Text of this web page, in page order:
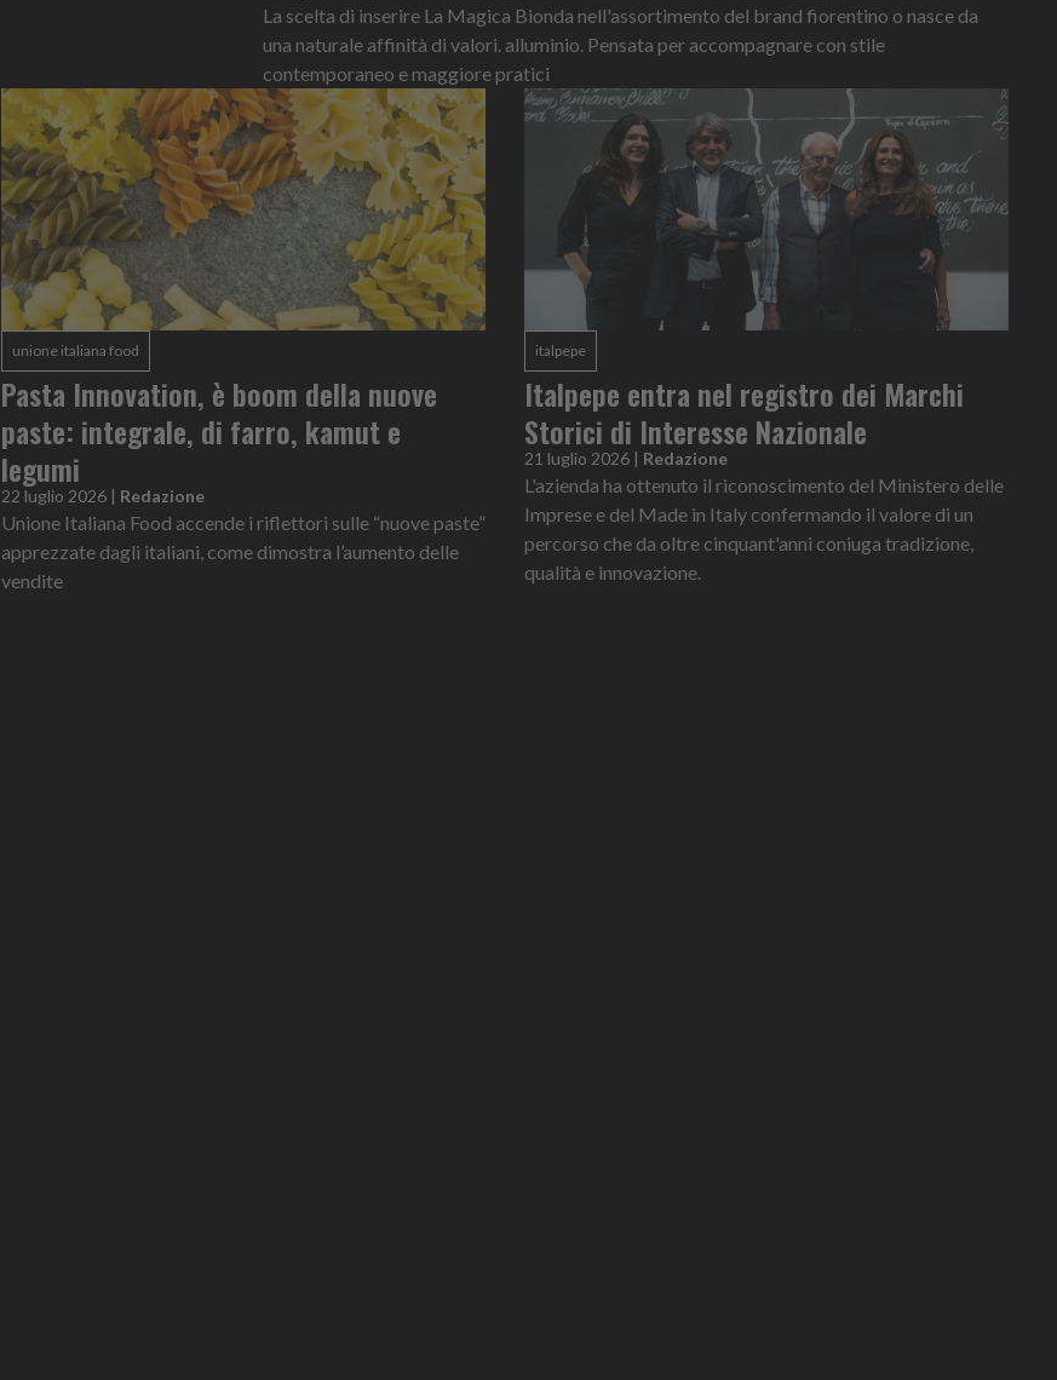
La scelta di inserire La Magica Bionda nell'assortimento del brand fiorentino o nasce da
una naturale affinità di valori. alluminio. Pensata per accompagnare con stile
contemporaneo e maggiore pratici
unione italiana food
Pasta Innovation, è boom della nuove
paste: integrale, di farro, kamut e
legumi
22 luglio 2026 | Redazione
Unione Italiana Food accende i riflettori sulle “nuove paste”
apprezzate dagli italiani, come dimostra l’aumento delle
vendite
italpepe
Italpepe entra nel registro dei Marchi
Storici di Interesse Nazionale
21 luglio 2026 | Redazione
L'azienda ha ottenuto il riconoscimento del Ministero delle
Imprese e del Made in Italy confermando il valore di un
percorso che da oltre cinquant'anni coniuga tradizione,
qualità e innovazione.